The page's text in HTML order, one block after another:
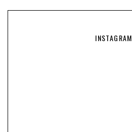
INSTAGRAM